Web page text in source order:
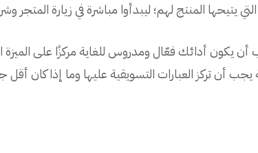
يتيحها المنتج لهم؛ ليبدأوا مباشرة في زيارة المتجر
أن يكون أدائك فعّال ومدروس للغاية مركزًا على الميزة
أن تركز العبارات التسويقية عليها وما إذا كان